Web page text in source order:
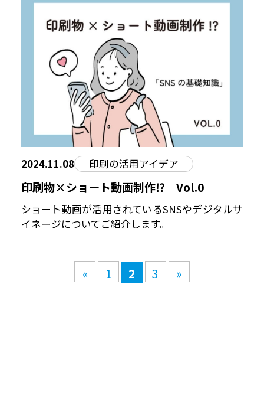
2024.11.08 印刷の活用アイデア
印刷物×ショート動画制作⁉︎ Vol.0
ショート動画が活用されているSNSやデジタルサ
イネージについてご紹介します。
« 1 2 3 »